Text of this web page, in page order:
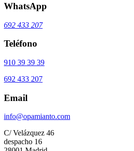
WhatsApp
692 433 207
Teléfono
910 39 39 39
692 433 207
Email
info@opamianto.com
C/ Velázquez 46
despacho 16